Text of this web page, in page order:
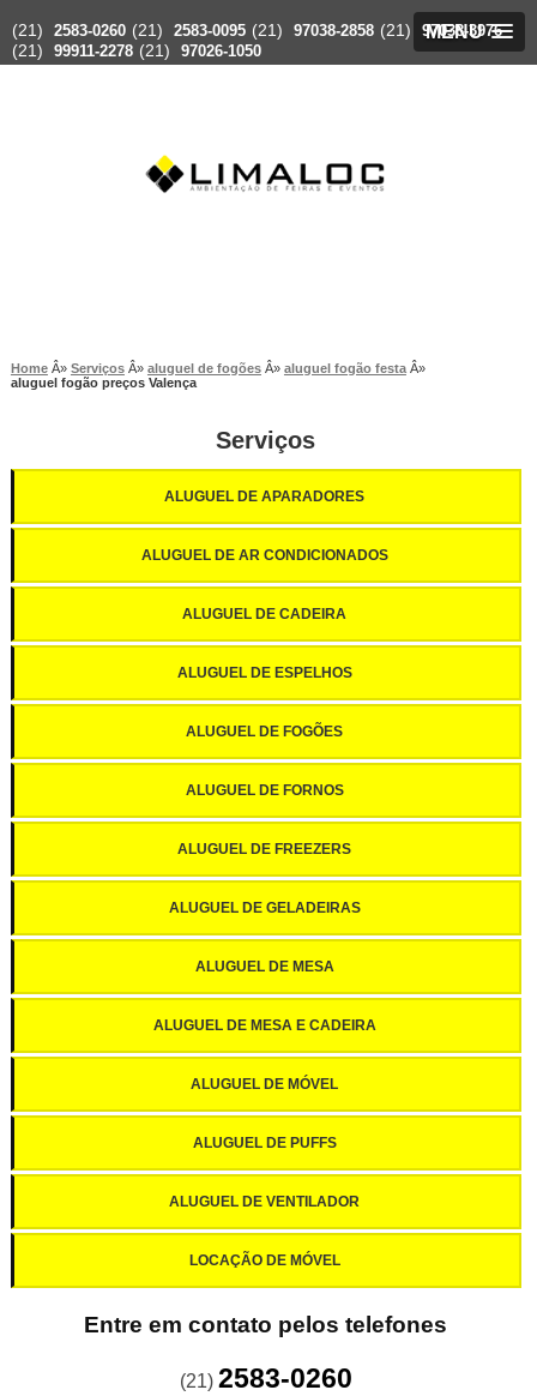
MENU
(21) 2583-0260 (21) 2583-0095 (21) 97038-2858 (21) 97038-3976
(21) 99911-2278 (21) 97026-1050
Home Serviços aluguel de fogões
aluguel fogão festa
aluguel fogão preços Valença
Serviços
ALUGUEL DE APARADORES
ALUGUEL DE AR CONDICIONADOS
ALUGUEL DE CADEIRA
ALUGUEL DE ESPELHOS
ALUGUEL DE FOGÕES
ALUGUEL DE FORNOS
ALUGUEL DE FREEZERS
ALUGUEL DE GELADEIRAS
ALUGUEL DE MESA
ALUGUEL DE MESA E CADEIRA
ALUGUEL DE MÓVEL
ALUGUEL DE PUFFS
ALUGUEL DE VENTILADOR
LOCAÇÃO DE MÓVEL
Entre em contato pelos telefones
(21) 2583-0260